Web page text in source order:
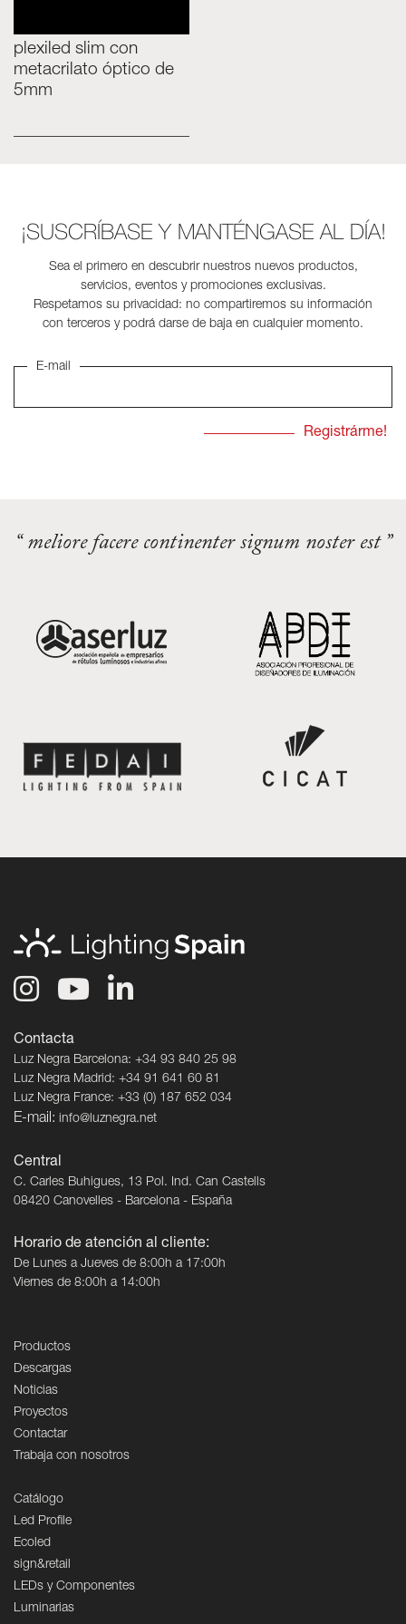
plexiled slim con
metacrilato óptico de
5mm
¡SUSCRÍBASE Y MANTÉNGASE AL DÍA!
Sea el primero en descubrir nuestros nuevos productos,
servicios, eventos y promociones exclusivas.
Respetamos su privacidad: no compartiremos su información
con terceros y podrá darse de baja en cualquier momento.
E-mail
“ meliore facere continenter signum noster est ”
Contacta
Luz Negra Barcelona: +34 93 840 25 98
Luz Negra Madrid: +34 91 641 60 81
Luz Negra France: +33 (0) 187 652 034
E-mail: info@luznegra.net
Central
C. Carles Buhigues, 13 Pol. Ind. Can Castells
08420 Canovelles - Barcelona - España
Horario de atención al cliente:
De Lunes a Jueves de 8:00h a 17:00h
Viernes de 8:00h a 14:00h
Productos
Descargas
Noticias
Proyectos
Contactar
Trabaja con nosotros
Catálogo
Led Profile
Ecoled
sign&retail
LEDs y Componentes
Luminarias